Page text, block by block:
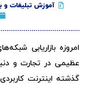
آموزش تبلیغات و
امروزه بازاریابی
عظیمی در تجارت و
گذشته اینترنت